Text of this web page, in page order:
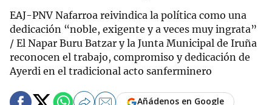
EAJ-PNV Nafarroa reivindica la política como una
dedicación “noble, exigente y a veces muy ingrata”
/ El Napar Buru Batzar y la Junta Municipal de Iruña
reconocen el trabajo, compromiso y dedicación de
Ayerdi en el tradicional acto sanferminero
Añádenos en Google